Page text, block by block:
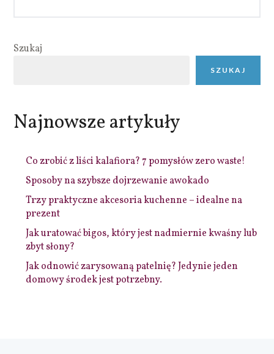
Szukaj
SZUKAJ
Najnowsze artykuły
Co zrobić z liści kalafiora? 7 pomysłów zero waste!
Sposoby na szybsze dojrzewanie awokado
Trzy praktyczne akcesoria kuchenne – idealne na
prezent
Jak uratować bigos, który jest nadmiernie kwaśny lub
zbyt słony?
Jak odnowić zarysowaną patelnię? Jedynie jeden
domowy środek jest potrzebny.